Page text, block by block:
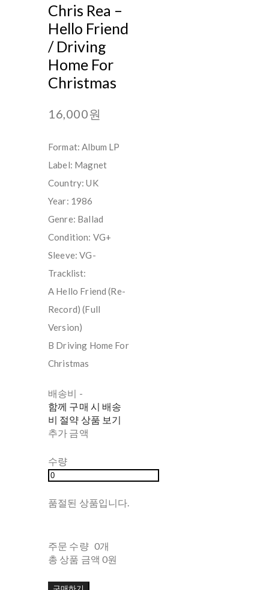
Chris Rea –
Hello Friend
/ Driving
Home For
Christmas
16,000원
Format: Album LP
Label: Magnet
Country: UK
Year: 1986
Genre: Ballad
Condition: VG+
Sleeve: VG-
Tracklist:
A Hello Friend (Re-
Record) (Full
Version)
B Driving Home For
Christmas
배송비 -
함께 구매 시 배송
비 절약 상품 보기
추가 금액
수량
품절된 상품입니다.
주문 수량 0개
총 상품 금액 0원
구매하기